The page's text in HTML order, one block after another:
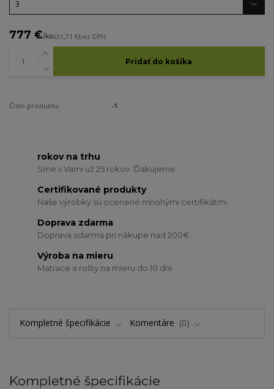
777 €/ks631,71 €bez DPH
Pridať do košíka
Číslo produktu: -1
rokov na trhu
Sme s Vami už 25 rokov. Ďakujeme.
Certifikované produkty
Naše výrobky sú ocenené mnohými certifikátmi.
Doprava zdarma
Doprava zdarma pri nákupe nad 200€
Výroba na mieru
Matrace a rošty na mieru do 10 dní
Kompletné špecifikácie Komentáre 0
Kompletné špecifikácie